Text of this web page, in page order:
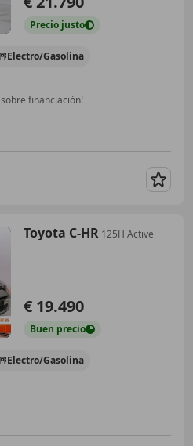
Precio justo
Electro/Gasolina
sobre financiación!
Toyota C-HR 125H Active
€ 19.490
Buen precio
Electro/Gasolina